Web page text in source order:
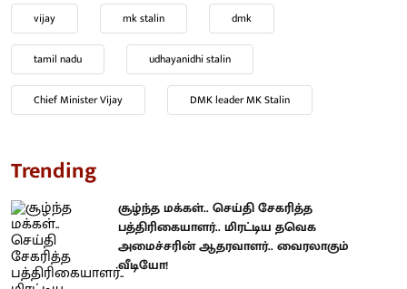
vijay mk stalin dmk
tamil nadu udhayanidhi stalin
Chief Minister Vijay DMK leader MK Stalin
Trending
சூழ்ந்த மக்கள்.. செய்தி சேகரித்த
பத்திரிகையாளர்.. மிரட்டிய தவெக
அமைச்சரின் ஆதரவாளர்.. வைரலாகும்
வீடியோ!